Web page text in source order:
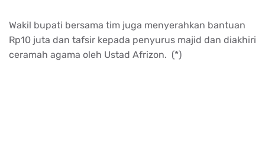
Wakil bupati bersama tim juga menyerahkan bantuan
Rp10 juta dan tafsir kepada penyurus majid dan diakhiri
ceramah agama oleh Ustad Afrizon. (*)